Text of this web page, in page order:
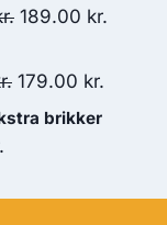
Den
pris
189.00 kr.
Den
oprindelige
199.00 kr..
179.00 kr.
brikker